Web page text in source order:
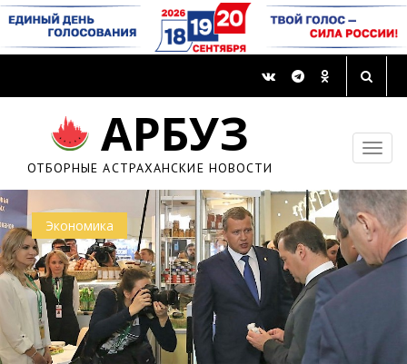
АРБУЗ
ОТБОРНЫЕ АСТРАХАНСКИЕ НОВОСТИ
Экономика